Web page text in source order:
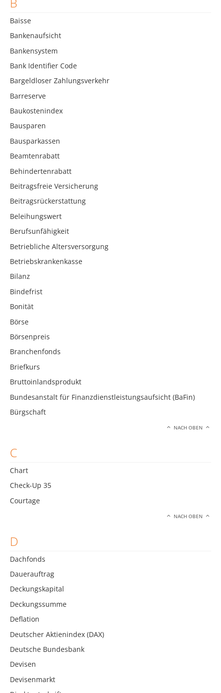
Baisse
Bankenaufsicht
Bankensystem
Bank Identifier Code
Bargeldloser Zahlungsverkehr
Barreserve
Baukostenindex
Bausparen
Bausparkassen
Beamtenrabatt
Behindertenrabatt
Beitragsfreie Versicherung
Beitragsrückerstattung
Beleihungswert
Berufsunfähigkeit
Betriebliche Altersversorgung
Betriebskrankenkasse
Bilanz
Bindefrist
Bonität
Börse
Börsenpreis
Branchenfonds
Briefkurs
Bruttoinlandsprodukt
Bundesanstalt für Finanzdienstleistungsaufsicht (BaFin)
Bürgschaft
NACH OBEN
C
Chart
Check-Up 35
Courtage
NACH OBEN
D
Dachfonds
Dauerauftrag
Deckungskapital
Deckungssumme
Deflation
Deutscher Aktienindex (DAX)
Deutsche Bundesbank
Devisen
Devisenmarkt